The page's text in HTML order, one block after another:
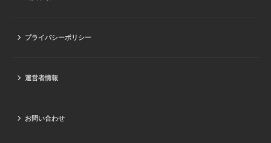
プライバシーポリシー
運営者情報
お問い合わせ